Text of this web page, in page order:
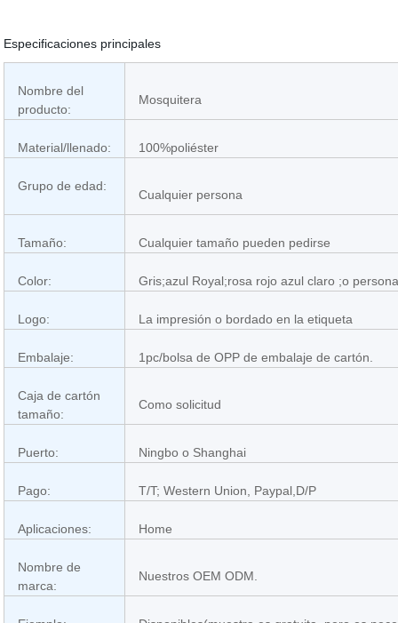
Especificaciones principales
Nombre del
producto:
Mosquitera
Material/llenado: 100%poliéster
Grupo de edad:
Cualquier persona
Tamaño: Cualquier tamaño pueden pedirse
Color: Gris;azul Royal;rosa rojo azul claro ;o
Logo: La impresión o bordado en la etiqueta
Embalaje: 1pc/bolsa de OPP de embalaje de cartón.
Caja de cartón
tamaño:
Como solicitud
Puerto: Ningbo o Shanghai
Pago: T/T; Western Union, Paypal,D/P
Aplicaciones: Home
Nombre de
marca:
Nuestros OEM ODM.